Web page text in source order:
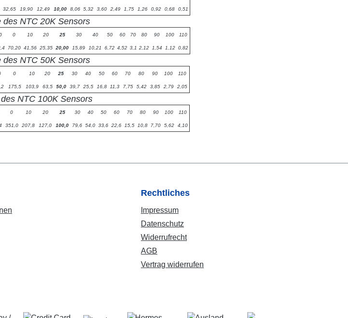
32,65 19,90 12,49 10,00 8,06 5,32 3,60 2,49 1,75 1,26 0,92 0,68 0,51
des NTC 20K Sensors
0 10 20 25 30 40 50 60 70 80 90 100 110
70,20 41,56 25,35 20,00 15,89 10,21 6,72 4,52 3,1 2,12 1,54 1,12 0,82
des NTC 50K Sensors
0 10 20 25 30 40 50 60 70 80 90 100 110
175,5 103,9 63,5 50,0 39,7 25,5 16,8 11,3 7,75 5,42 3,85 2,79 2,05
NTC 100K Sensors
0 10 20 25 30 40 50 60 70 80 90 100 110
351,0 207,8 127,0 100,0 79,6 54,0 33,6 22,6 15,5 10,8 7,70 5,62 4,10
Rechtliches
Impressum
Datenschutz
Widerrufrecht
AGB
Vertrag widerrufen